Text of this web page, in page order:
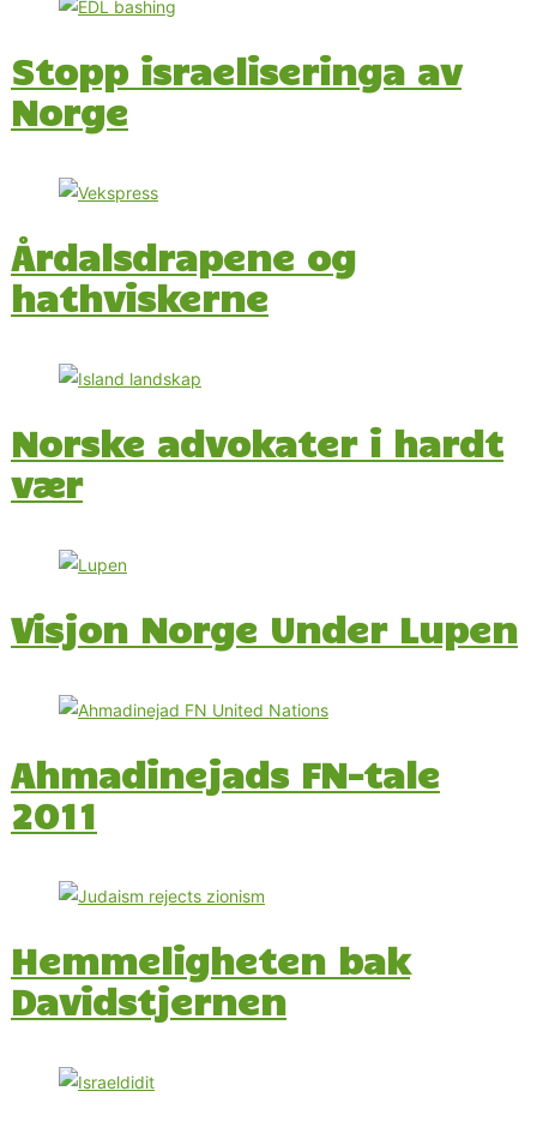
Stopp israeliseringa av
Norge
Årdalsdrapene og
hathviskerne
Norske advokater i hardt
vær
Visjon Norge Under Lupen
Ahmadinejads FN-tale
2011
Hemmeligheten bak
Davidstjernen